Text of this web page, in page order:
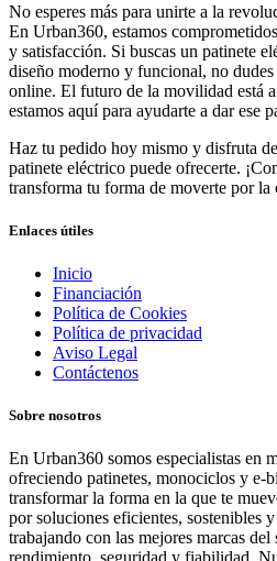
No esperes más para unirte a la
En Urban360, estamos
y satisfacción. Si buscas un patinete
diseño moderno y funcional, no
online. El futuro de la movilidad está
estamos aquí para ayudarte a dar ese
Haz tu pedido hoy mismo y disfruta
patinete eléctrico puede ofrecerte.
transforma tu forma de moverte por la
Enlaces útiles
Inicio
Financiación
Política de Cookies
Política de privacidad
Aviso Legal
Contáctenos
Sobre nosotros
En Urban360 somos especialistas en
ofreciendo patinetes, monociclos y e-
transformar la forma en la que te
por soluciones eficientes, sostenibles
trabajando con las mejores marcas del